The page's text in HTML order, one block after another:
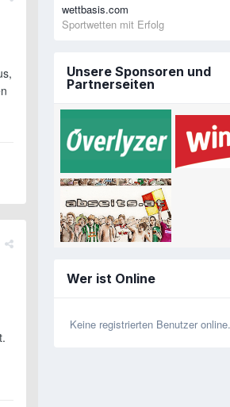
wettbasis.com
Sportwetten mit Erfolg
Unsere Sponsoren und
Partnerseiten
Wer ist Online
Keine registrierten Benutzer online.